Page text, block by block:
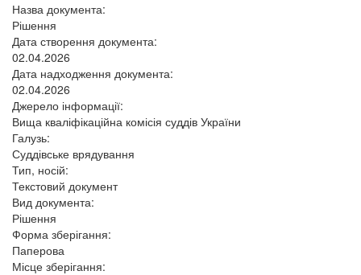
Назва документа:
Рішення
Дата створення документа:
02.04.2026
Дата надходження документа:
02.04.2026
Джерело інформації:
Вища кваліфікаційна комісія суддів України
Галузь:
Суддівське врядування
Тип, носій:
Текстовий документ
Вид документа:
Рішення
Форма зберігання:
Паперова
Місце зберігання: